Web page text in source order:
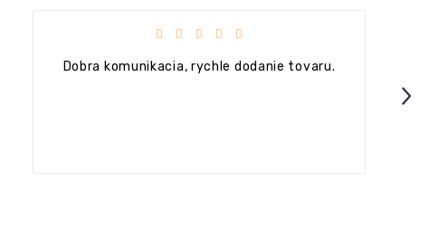
Hodnotenie obchodu je 5 z 5 hviezdičiek.
Dobra komunikacia, rychle dodanie tovaru.
Next